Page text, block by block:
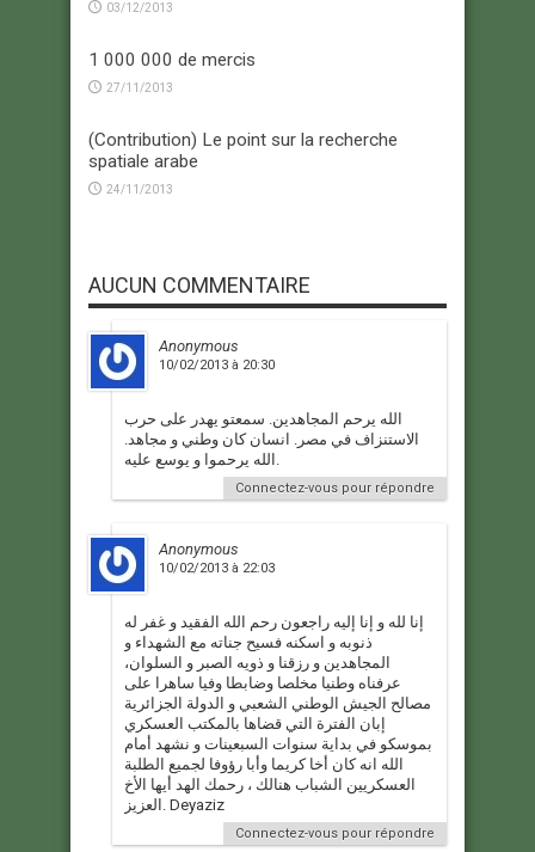
03/12/2013
1 000 000 de mercis
27/11/2013
(Contribution) Le point sur la recherche
spatiale arabe
24/11/2013
AUCUN COMMENTAIRE
Anonymous
10/02/2013 à 20:30
الله يرحم المجاهدين. سمعتو يهدر على حرب
الاستنزاف في مصر. انسان كان وطني و مجاهد.
الله يرحموا و يوسع عليه.
Connectez-vous pour répondre
Anonymous
10/02/2013 à 22:03
إنا لله و إنا إليه راجعون رحم الله الفقيد و غفر له
ذنوبه و اسكنه فسيح جناته مع الشهداء و
المجاهدين و رزقنا و ذويه الصبر و السلوان،
عرفناه وطنيا مخلصا وضابطا وفيا ساهرا على
مصالح الجيش الوطني الشعبي و الدولة الجزائرية
إبان الفترة التي قضاها بالمكتب العسكري
بموسكو في بداية سنوات السبعينات و نشهد أمام
الله انه كان أخا كريما وأبا رؤوفا لجميع الطلبة
العسكريين الشباب هنالك ، رحمك الهد أيها الأخ
العزيز. Deyaziz
Connectez-vous pour répondre